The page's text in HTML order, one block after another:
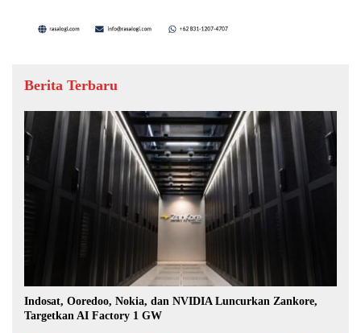
Berita Terbaru
Indosat, Ooredoo, Nokia, dan NVIDIA Luncurkan Zankore,
Targetkan AI Factory 1 GW